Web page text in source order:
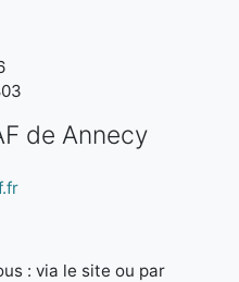
de Annecy
: via le site ou par